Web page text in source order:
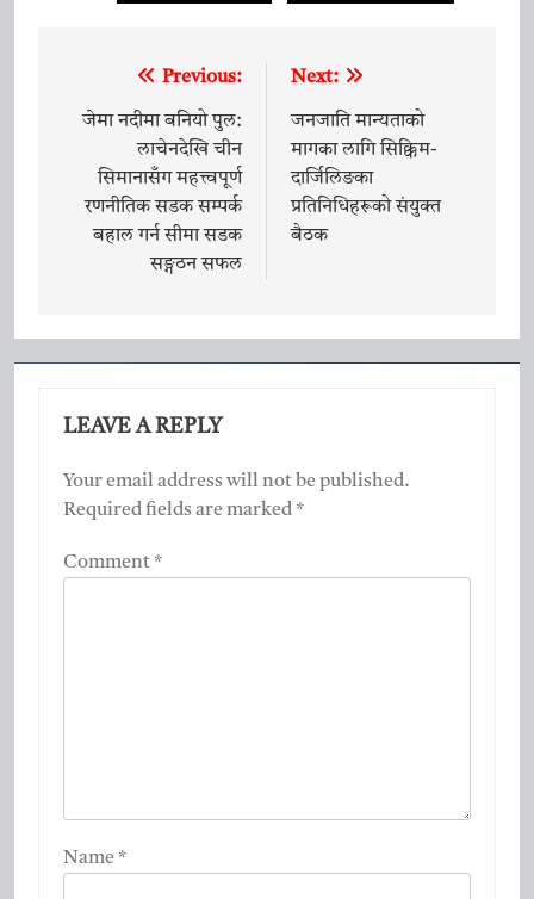
navigation
Previous:
जेमा नदीमा बनियो पुल:
लाचेनदेखि चीन
सिमानासँग महत्त्वपूर्ण
रणनीतिक सडक सम्पर्क
बहाल गर्न सीमा सडक
सङ्गठन सफल
Next:
जनजाति मान्यताको
मागका लागि सिक्किम-
दार्जिलिङका
प्रतिनिधिहरूको संयुक्त
बैठक
LEAVE A REPLY
Your email address will not be published.
Required fields are marked*
Comment*
Name*